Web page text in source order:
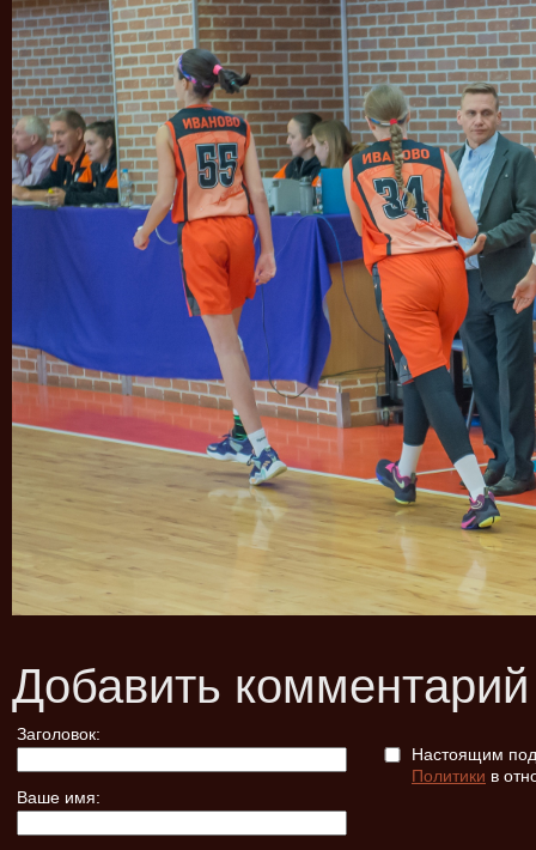
Добавить комментарий
Заголовок:
Ваше имя:
Настоящим
Политики в